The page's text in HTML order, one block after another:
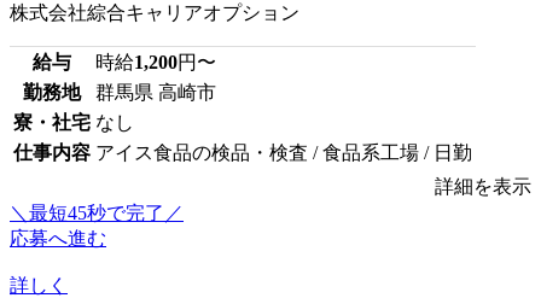
株式会社綜合キャリアオプション
給与 時給1,200円〜
勤務地
群馬県 高崎市
寮・社宅 なし
仕事内容 アイス食品の検品・検査 / 食品系工場 / 日勤
詳細を表示
＼最短45秒で完了／
応募へ進む
詳しく